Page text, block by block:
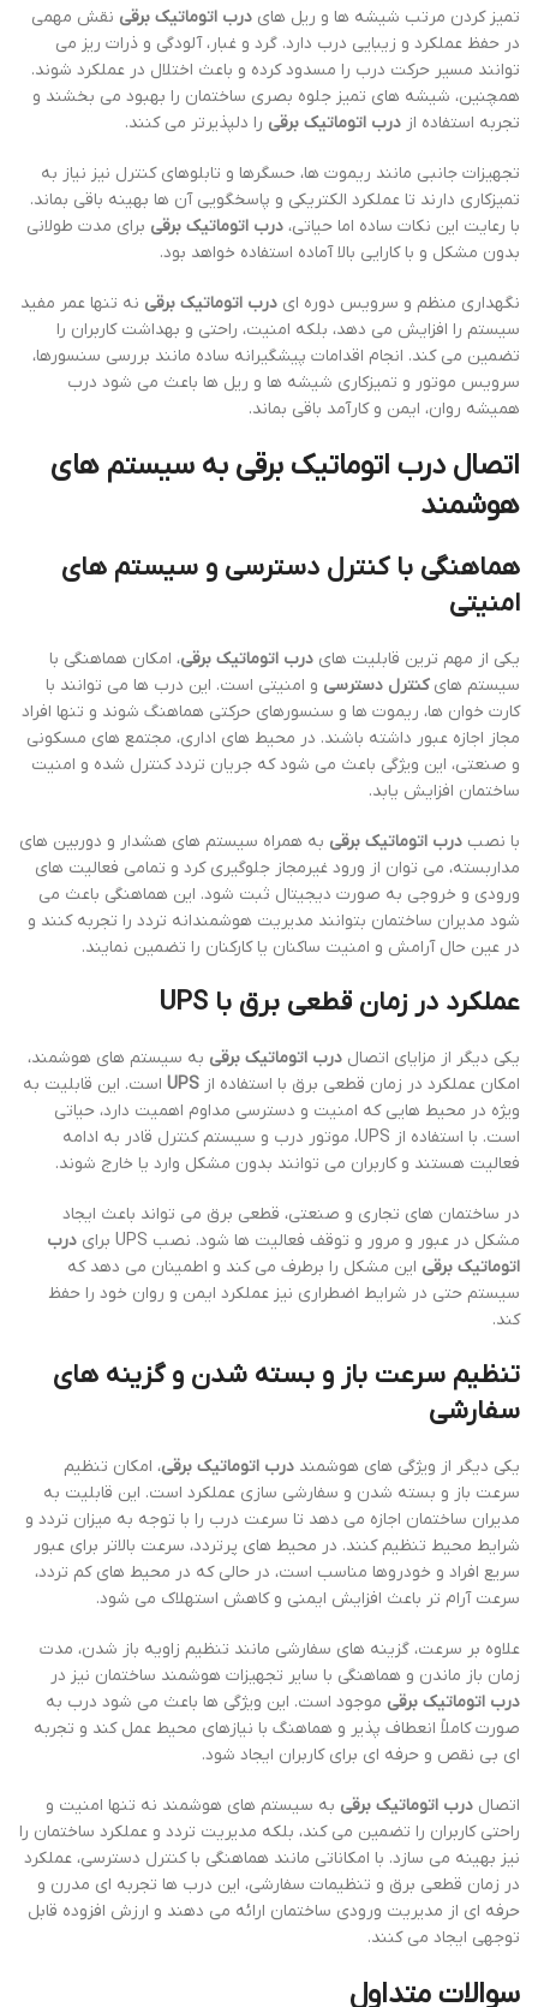
تمیز کردن مرتب شیشه ها و ریل های درب اتوماتیک برقی نقش مهمی
در حفظ عملکرد و زیبایی درب دارد. گرد و غبار، آلودگی و ذرات ریز می
توانند مسیر حرکت درب را مسدود کرده و باعث اختلال در عملکرد شوند.
همچنین، شیشه های تمیز جلوه بصری ساختمان را بهبود می بخشند و
تجربه استفاده از درب اتوماتیک برقی را دلپذیرتر می کنند.
تجهیزات جانبی مانند ریموت ها، حسگرها و تابلوهای کنترل نیز نیاز به
تمیزکاری دارند تا عملکرد الکتریکی و پاسخگویی آن ها بهینه باقی بماند.
با رعایت این نکات ساده اما حیاتی، درب اتوماتیک برقی برای مدت طولانی
بدون مشکل و با کارایی بالا آماده استفاده خواهد بود.
نگهداری منظم و سرویس دوره ای درب اتوماتیک برقی نه تنها عمر مفید
سیستم را افزایش می دهد، بلکه امنیت، راحتی و بهداشت کاربران را
تضمین می کند. انجام اقدامات پیشگیرانه ساده مانند بررسی سنسورها،
سرویس موتور و تمیزکاری شیشه ها و ریل ها باعث می شود درب
همیشه روان، ایمن و کارآمد باقی بماند.
اتصال درب اتوماتیک برقی به سیستم های
هوشمند
هماهنگی با کنترل دسترسی و سیستم های
امنیتی
یکی از مهم ترین قابلیت های درب اتوماتیک برقی، امکان هماهنگی با
سیستم هایکنترل دسترسی و امنیتی است. این درب ها می توانند با
کارت خوان ها، ریموت ها و سنسورهای حرکتی هماهنگ شوند و تنها افراد
مجاز اجازه عبور داشته باشند. در محیط های اداری، مجتمع های مسکونی
و صنعتی، این ویژگی باعث می شود که جریان تردد کنترل شده و امنیت
ساختمان افزایش یابد.
با نصب درب اتوماتیک برقی به همراه سیستم های هشدار و دوربین های
مداربسته، می توان از ورود غیرمجاز جلوگیری کرد و تمامی فعالیت های
ورودی و خروجی به صورت دیجیتال ثبت شود. این هماهنگی باعث می
شود مدیران ساختمان بتوانند مدیریت هوشمندانه تردد را تجربه کنند و
در عین حال آرامش و امنیت ساکنان یا کارکنان را تضمین نمایند.
عملکرد در زمان قطعی برق با UPS
یکی دیگر از مزایای اتصال درب اتوماتیک برقی به سیستم های هوشمند،
امکان عملکرد در زمان قطعی برق با استفاده از UPS است. این قابلیت به
ویژه در محیط هایی که امنیت و دسترسی مداوم اهمیت دارد، حیاتی
است. با استفاده از UPS، موتور درب و سیستم کنترل قادر به ادامه
فعالیت هستند و کاربران می توانند بدون مشکل وارد یا خارج شوند.
در ساختمان های تجاری و صنعتی، قطعی برق می تواند باعث ایجاد
مشکل در عبور و مرور و توقف فعالیت ها شود. نصب UPS برای
درب
اتوماتیک برقی این مشکل را برطرف می کند و اطمینان می دهد که
سیستم حتی در شرایط اضطراری نیز عملکرد ایمن و روان خود را حفظ
کند.
تنظیم سرعت باز و بسته شدن و گزینه های
سفارشی
یکی دیگر از ویژگی های هوشمند درب اتوماتیک برقی، امکان تنظیم
سرعت باز و بسته شدن و سفارشی سازی عملکرد است. این قابلیت به
مدیران ساختمان اجازه می دهد تا سرعت درب را با توجه به میزان تردد و
شرایط محیط تنظیم کنند. در محیط های پرتردد، سرعت بالاتر برای عبور
سریع افراد و خودروها مناسب است، در حالی که در محیط های کم تردد،
سرعت آرام تر باعث افزایش ایمنی و کاهش استهلاک می شود.
علاوه بر سرعت، گزینه های سفارشی مانند تنظیم زاویه باز شدن، مدت
زمان باز ماندن و هماهنگی با سایر تجهیزات هوشمند ساختمان نیز در
درب اتوماتیک برقی موجود است. این ویژگی ها باعث می شود درب به
صورت کاملاً انعطاف پذیر و هماهنگ با نیازهای محیط عمل کند و تجربه
ای بی نقص و حرفه ای برای کاربران ایجاد شود.
اتصال درب اتوماتیک برقی به سیستم های هوشمند نه تنها امنیت و
راحتی کاربران را تضمین می کند، بلکه مدیریت تردد و عملکرد ساختمان را
نیز بهینه می سازد. با امکاناتی مانند هماهنگی با کنترل دسترسی، عملکرد
در زمان قطعی برق و تنظیمات سفارشی، این درب ها تجربه ای مدرن و
حرفه ای از مدیریت ورودی ساختمان ارائه می دهند و ارزش افزوده قابل
توجهی ایجاد می کنند.
سوالات متداول